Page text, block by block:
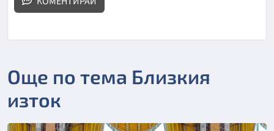
Още по тема Близкия
изток